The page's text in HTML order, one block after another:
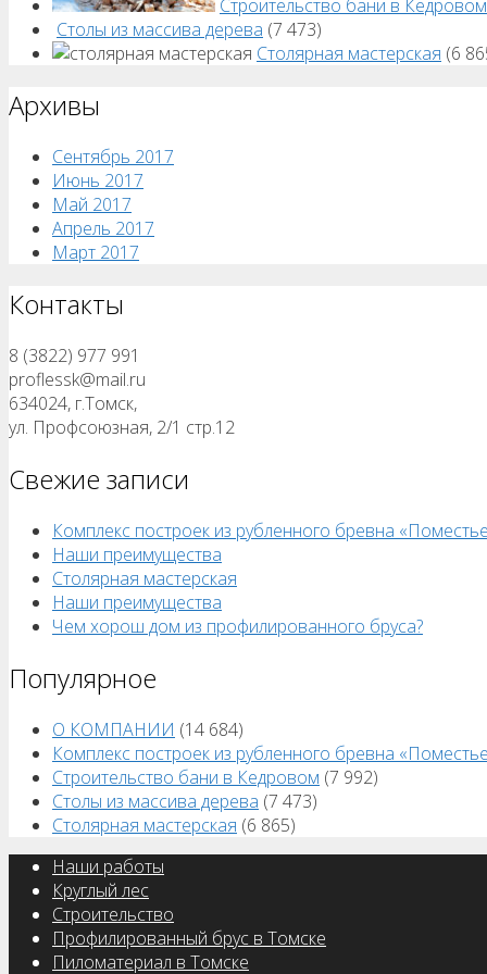
Строительство бани в Кедровом
Столы из массива дерева (7 473)
Столярная мастерская (6
Архивы
Сентябрь 2017
Июнь 2017
Май 2017
Апрель 2017
Март 2017
Контакты
8 (3822) 977 991
proflessk@mail.ru
634024, г.Томск,
ул. Профсоюзная, 2/1 стр.12
Свежие записи
Комплекс построек из рубленного бревна
Наши преимущества
Столярная мастерская
Наши преимущества
Чем хорош дом из профилированного бруса?
Популярное
О КОМПАНИИ (14 684)
Комплекс построек из рубленного бревна
Строительство бани в Кедровом (7 992)
Столы из массива дерева (7 473)
Столярная мастерская (6 865)
Наши работы
Круглый лес
Строительство
Профилированный брус в Томске
Пиломатериал в Томске